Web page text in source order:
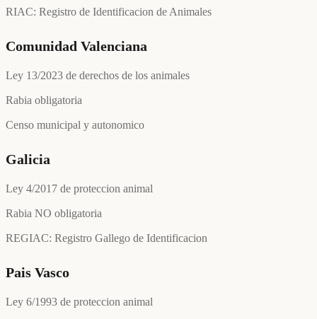
RIAC: Registro de Identificacion de Animales
Comunidad Valenciana
Ley 13/2023 de derechos de los animales
Rabia obligatoria
Censo municipal y autonomico
Galicia
Ley 4/2017 de proteccion animal
Rabia NO obligatoria
REGIAC: Registro Gallego de Identificacion
Pais Vasco
Ley 6/1993 de proteccion animal